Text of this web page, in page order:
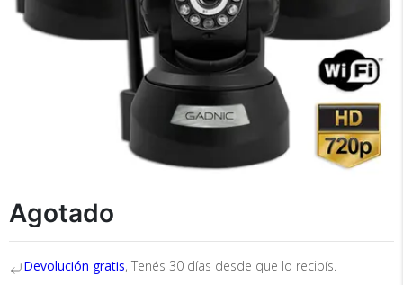
Agotado
Devolución gratis, Tenés 30 días desde que lo recibís.
Medios de Pago